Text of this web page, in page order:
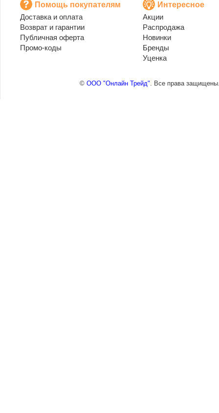
Помощь покупателям
Доставка и оплата
Возврат и гарантии
Публичная оферта
Промо-коды
Интересное
Акции
Распродажа
Новинки
Бренды
Уценка
© ООО "Онлайн Трейд". Все права